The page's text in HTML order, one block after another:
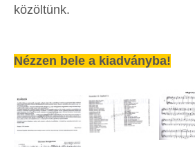
közöltünk.
Nézzen bele a kiadványba!